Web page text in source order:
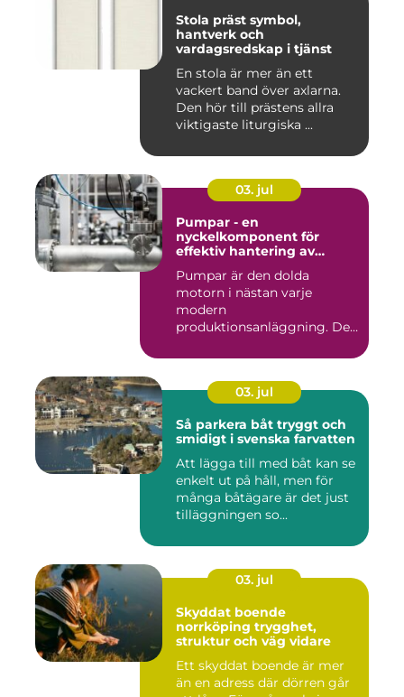
Stola präst symbol,
hantverk och
vardagsredskap i tjänst
En stola är mer än ett
vackert band över axlarna.
Den hör till prästens allra
viktigaste liturgiska ...
03. jul
Pumpar - en
nyckelkomponent för
effektiv hantering av
Pumpar är den dolda
motorn i nästan varje
modern
produktionsanläggning. De
03. jul
Så parkera båt tryggt och
smidigt i svenska farvatten
Att lägga till med båt kan se
enkelt ut på håll, men för
många båtägare är det just
tilläggningen so...
03. jul
Skyddat boende
norrköping trygghet,
struktur och väg vidare
Ett skyddat boende är mer
än en adress där dörren går